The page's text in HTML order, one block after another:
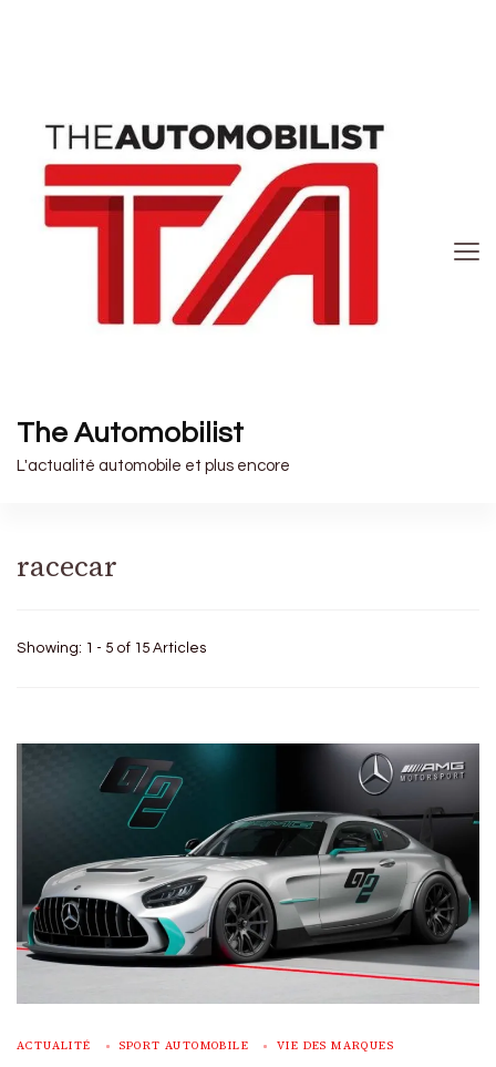
The Automobilist
L'actualité automobile et plus encore
racecar
Showing: 1 - 5 of 15 Articles
ACTUALITÉ SPORT AUTOMOBILE VIE DES MARQUES